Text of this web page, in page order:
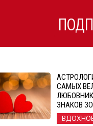
САМЫХ
ЗНАКОВ